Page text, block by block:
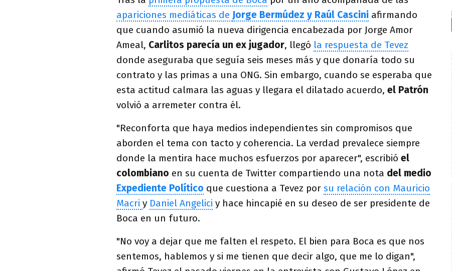
apariciones mediáticas de Jorge Bermúdez y Raúl Cascini afirmando
que cuando asumió la nueva dirigencia encabezada por Jorge Amor
Ameal, Carlitos parecía un ex jugador, llegó la respuesta de Tevez
donde aseguraba que seguía seis meses más y que donaría todo su
contrato y las primas a una ONG. Sin embargo, cuando se esperaba que
esta actitud calmara las aguas y llegara el dilatado acuerdo, el Patrón
volvió a arremeter contra él.
"Reconforta que haya medios independientes sin compromisos que
aborden el tema con tacto y coherencia. La verdad prevalece siempre
donde la mentira hace muchos esfuerzos por aparecer", escribió el
colombiano en su cuenta de Twitter compartiendo una nota del medio
Expediente Político que cuestiona a Tevez por su relación con Mauricio
Macri y Daniel Angelici y hace hincapié en su deseo de ser presidente de
Boca en un futuro.
"No voy a dejar que me falten el respeto. El bien para Boca es que nos
sentemos, hablemos y si me tienen que decir algo, que me lo digan",